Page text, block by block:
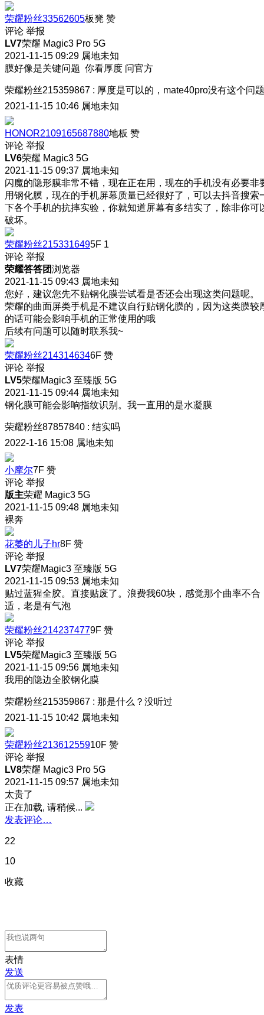
荣耀粉丝33562605板凳 赞
评论 举报
LV7荣耀 Magic3 Pro 5G
2021-11-15 09:29 属地未知
膜好像是关键问题 你看厚度 问官方
荣耀粉丝215359867 : 厚度是可以的，mate40pro没有这个问题
2021-11-15 10:46 属地未知
HONOR2109165687880地板 赞
评论 举报
LV6荣耀 Magic3 5G
2021-11-15 09:37 属地未知
闪魔的隐形膜非常不错，现在正在用，现在的手机没有必要非
用钢化膜，现在的手机屏幕质量已经很好了，可以去抖音搜索
下各个手机的抗摔实验，你就知道屏幕有多结实了，除非你可
破坏。
荣耀粉丝2153316495F 1
评论 举报
荣耀答答团浏览器
2021-11-15 09:43 属地未知
您好，建议您先不贴钢化膜尝试看是否还会出现这类问题呢。
荣耀的曲面屏类手机是不建议自行贴钢化膜的，因为这类膜较
的话可能会影响手机的正常使用的哦
后续有问题可以随时联系我~
荣耀粉丝2143146346F 赞
评论 举报
LV5荣耀Magic3 至臻版 5G
2021-11-15 09:44 属地未知
钢化膜可能会影响指纹识别。我一直用的是水凝膜
荣耀粉丝87857840 : 结实吗
2022-1-16 15:08 属地未知
小摩尔7F 赞
评论 举报
版主荣耀 Magic3 5G
2021-11-15 09:48 属地未知
裸奔
花萎的儿子hr8F 赞
评论 举报
LV7荣耀Magic3 至臻版 5G
2021-11-15 09:53 属地未知
贴过蓝猩全胶。直接贴废了。浪费我60块，感觉那个曲率不合
适，老是有气泡
荣耀粉丝2142374779F 赞
评论 举报
LV5荣耀Magic3 至臻版 5G
2021-11-15 09:56 属地未知
我用的隐边全胶钢化膜
荣耀粉丝215359867 : 那是什么？没听过
2021-11-15 10:42 属地未知
荣耀粉丝21361255910F 赞
评论 举报
LV8荣耀 Magic3 Pro 5G
2021-11-15 09:57 属地未知
太贵了
正在加载, 请稍候...
发表评论…
22
10
收藏
表情
发送
发表